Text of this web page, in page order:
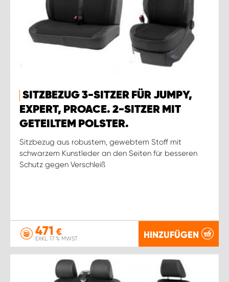
SITZBEZUG 3-SITZER FÜR JUMPY,
EXPERT, PROACE. 2-SITZER MIT
GETEILTEM POLSTER.
Sitzbezug aus robustem, gewebtem Stoff mit
schwarzem Kunstleder an den Seiten für besseren
Schutz gegen Verschleiß
471 €
EXKL. 17 % MWST. HINZUFÜGEN